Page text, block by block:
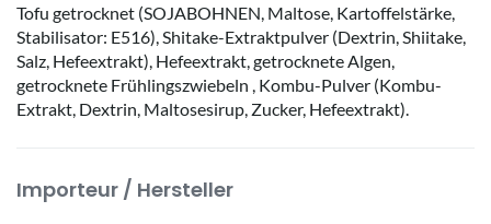
Tofu getrocknet (SOJABOHNEN, Maltose, Kartoffelstärke,
Stabilisator: E516), Shitake-Extraktpulver (Dextrin, Shiitake,
Salz, Hefeextrakt), Hefeextrakt, getrocknete Algen,
getrocknete Frühlingszwiebeln , Kombu-Pulver (Kombu-
Extrakt, Dextrin, Maltosesirup, Zucker, Hefeextrakt).
Importeur / Hersteller